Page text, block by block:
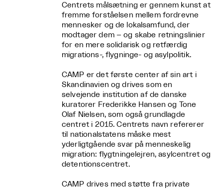
Centrets målsætning er gennem kunst at
fremme forståelsen mellem fordrevne
mennesker og de lokalsamfund, der
modtager dem – og skabe retningslinier
for en mere solidarisk og retfærdig
migrations-, flygninge- og asylpolitik.
CAMP er det første center af sin art i
Skandinavien og drives som en
selvejende institution af de danske
kuratorer Frederikke Hansen og Tone
Olaf Nielsen, som også grundlagde
centret i 2015. Centrets navn refererer
til nationalstatens måske mest
yderligtgående svar på menneskelig
migration: flygtningelejren, asylcentret og
detentionscentret.
CAMP drives med støtte fra private